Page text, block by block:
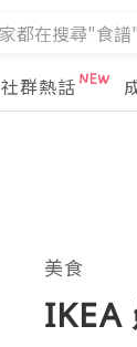
社群熱話
美食
IKEA